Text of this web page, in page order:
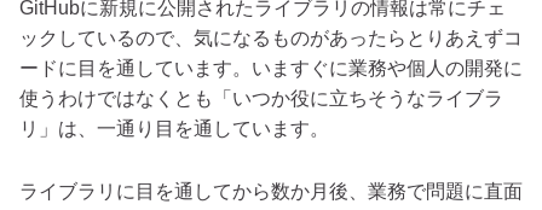
GitHubに新規に公開されたライブラリの情報は常にチェ
ックしているので、気になるものがあったらとりあえずコ
ードに目を通しています。いますぐに業務や個人の開発に
使うわけではなくとも「いつか役に立ちそうなライブラ
リ」は、一通り目を通しています。
ライブラリに目を通してから数か月後、業務で問題に直面